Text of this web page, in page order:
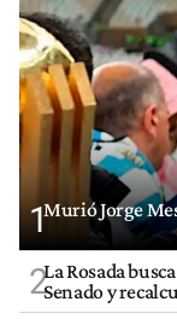
1Murió Jorge
2La Rosada
Senado y